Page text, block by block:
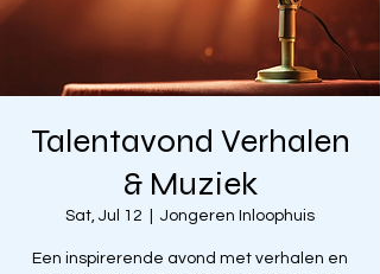
Talentavond Verhalen
& Muziek
Sat, Jul 12 Jongeren Inloophuis
Een inspirerende avond met verhalen en